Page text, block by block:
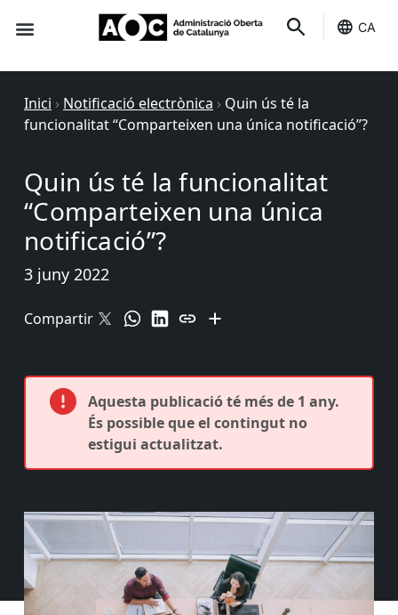
CA
Inici › Notificació electrònica › Quin ús té la
funcionalitat “Comparteixen una única notificació”?
Quin ús té la funcionalitat
“Comparteixen una única
notificació”?
3 juny 2022
Compartir
Aquesta publicació té més de 1 any.
És possible que el contingut no
estigui actualitzat.